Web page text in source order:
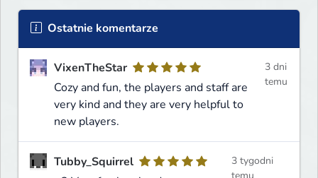
Ostatnie komentarze
VixenTheStar
Cozy and fun, the players and staff are
very kind and they are very helpful to
new players.
3 dni
temu
Tubby_Squirrel
3 tygodni